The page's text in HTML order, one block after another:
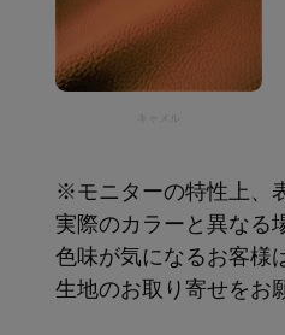
※モニターの特性上、
実際のカラーと異なる
色味が気になるお客様
生地のお取り寄せをお